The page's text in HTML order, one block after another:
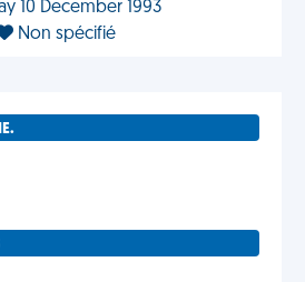
10 December 1993
Non spécifié